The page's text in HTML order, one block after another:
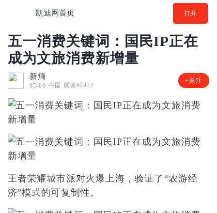
凯迪网首页 打开
五一消费关键词：国民IP正在
成为文旅消费新增量
新熵
05-09 中国 展现62972
+关注
王者荣耀城市派对火爆上海，验证了“农游经
济”模式的可复制性。